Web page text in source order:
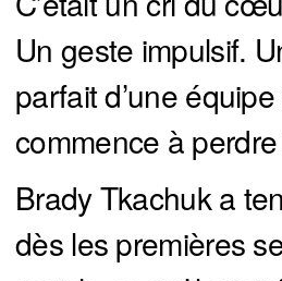
Un geste impulsif.
parfait d’une
commence à
Brady Tkachuk a
dès les premières